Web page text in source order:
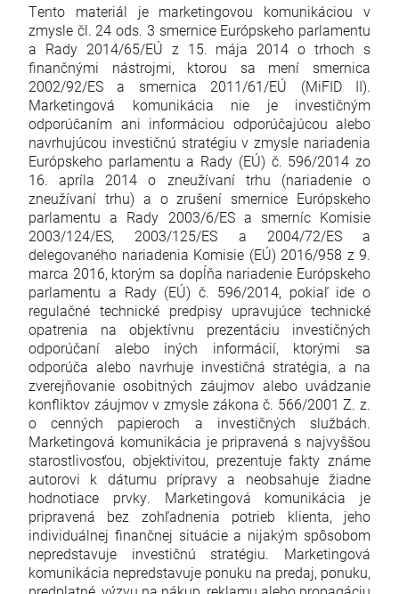
Tento materiál je marketingovou komunikáciou v
zmysle čl. 24 ods. 3 smernice Európskeho parlamentu
a Rady 2014/65/EÚ z 15. mája 2014 o trhoch s
finančnými nástrojmi, ktorou sa mení smernica
2002/92/ES a smernica 2011/61/EÚ (MiFID II).
Marketingová komunikácia nie je investičným
odporúčaním ani informáciou odporúčajúcou alebo
navrhujúcou investičnú stratégiu v zmysle nariadenia
Európskeho parlamentu a Rady (EÚ) č. 596/2014 zo
16. apríla 2014 o zneužívaní trhu (nariadenie o
zneužívaní trhu) a o zrušení smernice Európskeho
parlamentu a Rady 2003/6/ES a smerníc Komisie
2003/124/ES, 2003/125/ES a 2004/72/ES a
delegovaného nariadenia Komisie (EÚ) 2016/958 z 9.
marca 2016, ktorým sa dopĺňa nariadenie Európskeho
parlamentu a Rady (EÚ) č. 596/2014, pokiaľ ide o
regulačné technické predpisy upravujúce technické
opatrenia na objektívnu prezentáciu investičných
odporúčaní alebo iných informácií, ktorými sa
odporúča alebo navrhuje investičná stratégia, a na
zverejňovanie osobitných záujmov alebo uvádzanie
konfliktov záujmov v zmysle zákona č. 566/2001 Z. z.
o cenných papieroch a investičných službách.
Marketingová komunikácia je pripravená s najvyššou
starostlivosťou, objektivitou, prezentuje fakty známe
autorovi k dátumu prípravy a neobsahuje žiadne
hodnotiace prvky. Marketingová komunikácia je
pripravená bez zohľadnenia potrieb klienta, jeho
individuálnej finančnej situácie a nijakým spôsobom
nepredstavuje investičnú stratégiu. Marketingová
komunikácia nepredstavuje ponuku na predaj, ponuku,